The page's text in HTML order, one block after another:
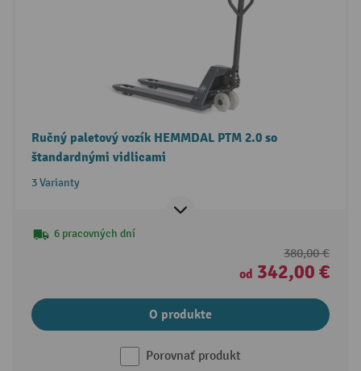
Ručný paletový vozík HEMMDAL PTM 2.0 so
štandardnými vidlicami
3 Varianty
6 pracovných dní
380,00 €
od 342,00 €
O produkte
Porovnať produkt